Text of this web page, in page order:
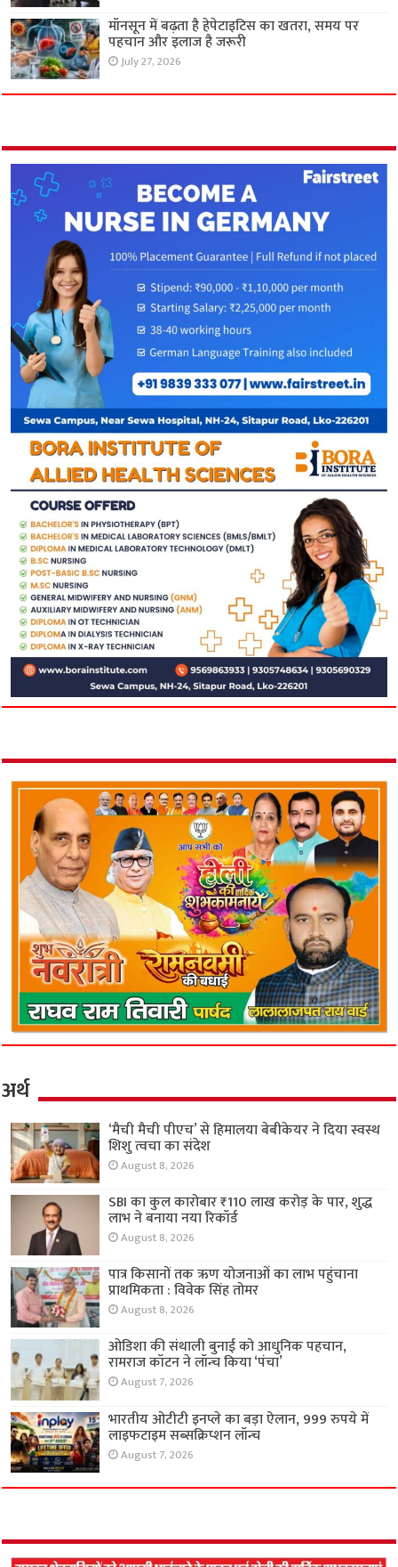
मॉनसून में बढ़ता है हेपेटाइटिस का खतरा, समय पर
पहचान और इलाज है जरूरी
July 27, 2026
अर्थ
‘मैची मैची पीएच’ से हिमालया बेबीकेयर ने दिया स्वस्थ
शिशु त्वचा का संदेश
August 8, 2026
SBI का कुल कारोबार ₹110 लाख करोड़ के पार, शुद्ध
लाभ ने बनाया नया रिकॉर्ड
August 8, 2026
पात्र किसानों तक ऋण योजनाओं का लाभ पहुंचाना
प्राथमिकता : विवेक सिंह तोमर
August 8, 2026
ओडिशा की संथाली बुनाई को आधुनिक पहचान,
रामराज कॉटन ने लॉन्च किया ‘पंचा’
August 7, 2026
भारतीय ओटीटी इनप्ले का बड़ा ऐलान, 999 रुपये में
लाइफटाइम सब्सक्रिप्शन लॉन्च
August 7, 2026